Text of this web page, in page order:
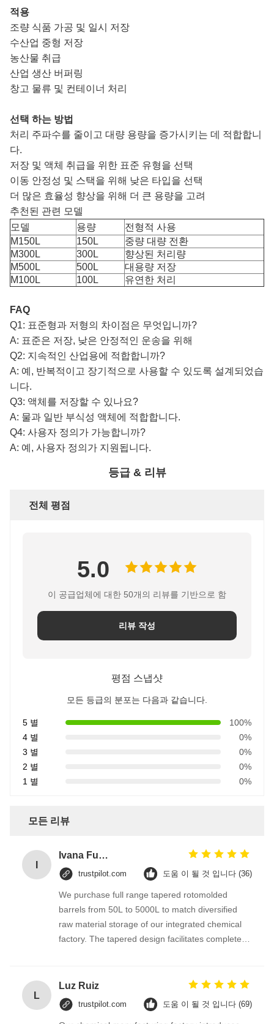
적용
조량 식품 가공 및 일시 저장
수산업 중형 저장
농산물 취급
산업 생산 버퍼링
창고 물류 및 컨테이너 처리
선택 하는 방법
처리 주파수를 줄이고 대량 용량을 증가시키는 데 적합합니
다.
저장 및 액체 취급을 위한 표준 유형을 선택
이동 안정성 및 스택을 위해 낮은 타입을 선택
더 많은 효율성 향상을 위해 더 큰 용량을 고려
추천된 관련 모델
모델
용량
전형적 사용
M150L
150L
중량 대량 전환
M300L
300L
향상된 처리량
M500L
500L
대용량 저장
M100L
100L 유연한 처리
FAQ
Q1: 표준형과 저형의 차이점은 무엇입니까?
A: 표준은 저장, 낮은 안정적인 운송을 위해
Q2: 지속적인 산업용에 적합합니까?
A: 예, 반복적이고 장기적으로 사용할 수 있도록 설계되었습
니다.
Q3: 액체를 저장할 수 있나요?
A: 물과 일반 부식성 액체에 적합합니다.
Q4: 사용자 정의가 가능합니까?
A: 예, 사용자 정의가 지원됩니다.
등급 & 리뷰
전체 평점
5.0
이 공급업체에 대한 50개의 리뷰를 기반으로 함
리뷰 작성
평점 스냅샷
모든 등급의 분포는 다음과 같습니다.
5 별
100%
4 별
0%
3 별
0%
2 별
0%
1 별
0%
모든 리뷰
Ivana Fuentes
trustpilot.com 도움 이 될 것 입니다 (36)
We purchase full range tapered rotomolded
barrels from 50L to 5000L to match diversified
raw material storage of our integrated chemical
factory. The tapered design facilitates complete
leakage of granular and mild corrosive liquid raw
materials.
L
Luz Ruiz
trustpilot.com 도움 이 될 것 입니다 (69)